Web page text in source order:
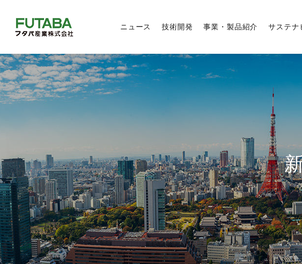
ニュース 技術開発
解析・評価の技術
事業・製品紹介
外販設備事業
サステナ
サステナビリティマネジメン
ガバナンス レポートライブラリ
経営体系
会社概要
業績・ハイライト
中期経営計画 IR情報
経験者採用
期間従業員採用 制度・環境